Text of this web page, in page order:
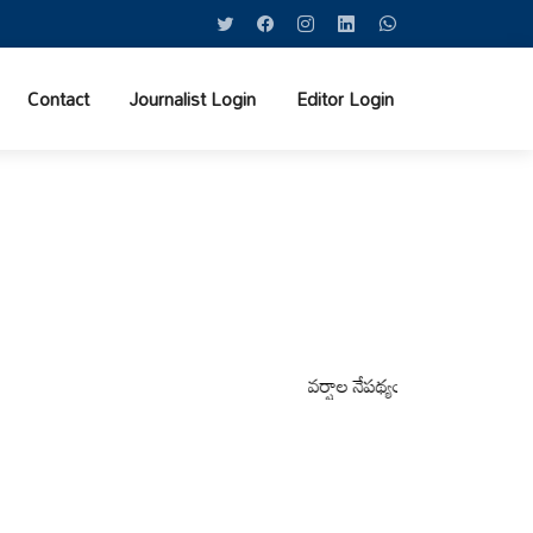
Contact Journalist Login Editor Login
వర్షాల నేపథ్యంలో కోటపల్లి, వేమనపల్లి